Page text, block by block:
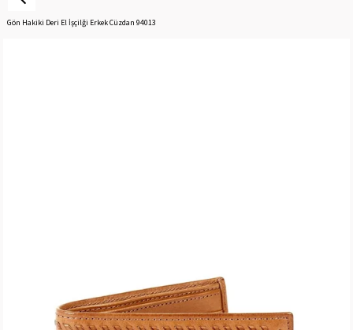
Gön Hakiki Deri El İşçilği Erkek Cüzdan 94013